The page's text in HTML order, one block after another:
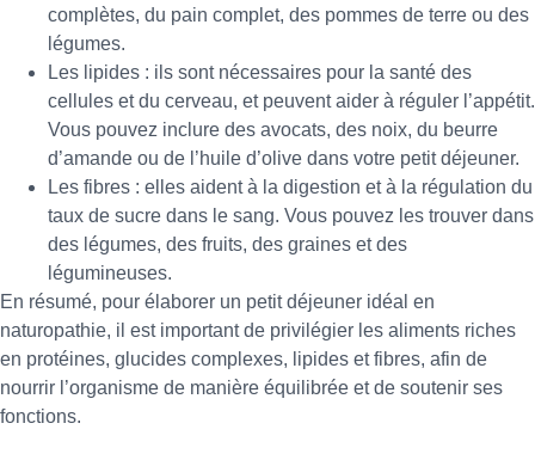
complètes, du pain complet, des pommes de terre ou des
légumes.
Les lipides : ils sont nécessaires pour la santé des
cellules et du cerveau, et peuvent aider à réguler l’appétit.
Vous pouvez inclure des avocats, des noix, du beurre
d’amande ou de l’huile d’olive dans votre petit déjeuner.
Les fibres : elles aident à la digestion et à la régulation du
taux de sucre dans le sang. Vous pouvez les trouver dans
des légumes, des fruits, des graines et des
légumineuses.
En résumé, pour élaborer un petit déjeuner idéal en
naturopathie, il est important de privilégier les aliments riches
en protéines, glucides complexes, lipides et fibres, afin de
nourrir l’organisme de manière équilibrée et de soutenir ses
fonctions.